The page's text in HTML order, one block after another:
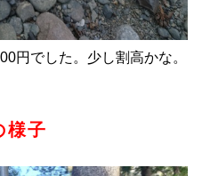
円でした。少し割高かな。
様子